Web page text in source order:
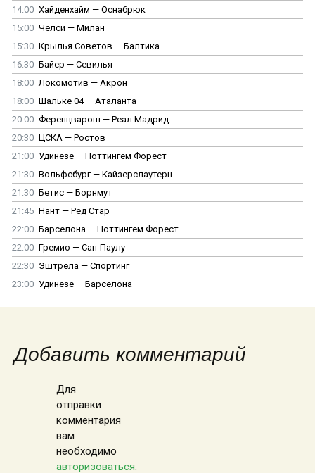
14:00 Хайденхайм — Оснабрюк
15:00 Челси — Милан
15:30 Крылья Советов — Балтика
16:30 Байер — Севилья
18:00 Локомотив — Акрон
18:00 Шальке 04 — Аталанта
20:00 Ференцварош — Реал Мадрид
20:30 ЦСКА — Ростов
21:00 Удинезе — Ноттингем Форест
21:30 Вольфсбург — Кайзерслаутерн
21:30 Бетис — Борнмут
21:45 Нант — Ред Стар
22:00 Барселона — Ноттингем Форест
22:00 Гремио — Сан-Паулу
22:30 Эштрела — Спортинг
23:00 Удинезе — Барселона
Добавить комментарий
Для
отправки
комментария
вам
необходимо
авторизоваться.